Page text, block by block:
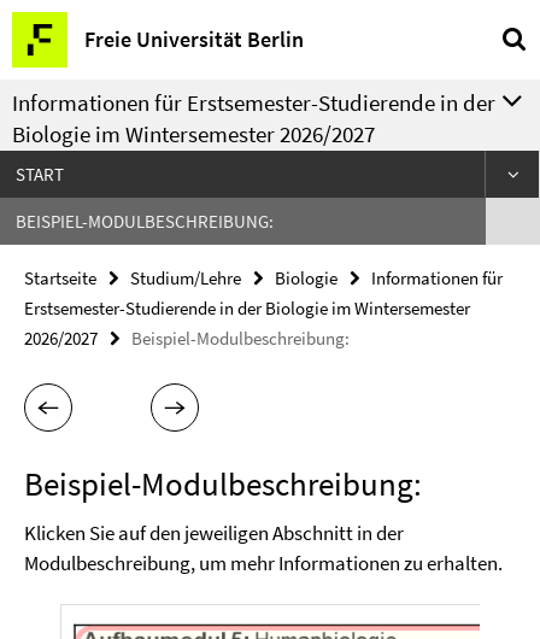
Springe
direkt
zu
Inhalt
Freie Universität Berlin
Service-
Navigation
Informationen für Erstsemester-Studierende in der
Biologie im Wintersemester 2026/2027
START
BEISPIEL-MODULBESCHREIBUNG:
Startseite Studium/Lehre Biologie
Informationen für
Erstsemester-Studierende in der Biologie im Wintersemester
2026/2027
Beispiel-Modulbeschreibung:
Beispiel-Modulbeschreibung:
Klicken Sie auf den jeweiligen Abschnitt in der
Modulbeschreibung, um mehr Informationen zu erhalten.